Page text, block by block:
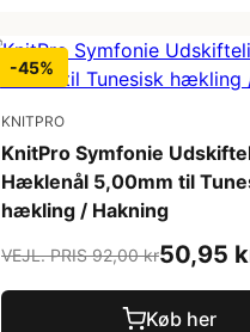
-45%
KNITPRO
KnitPro Symfonie
Hæklenål 5,00mm til
hækling / Hakning
VEJL. PRIS 92,00 kr50,95
Køb her